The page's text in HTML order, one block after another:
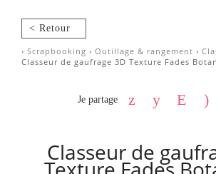
< Retour
› Scrapbooking › Outillage & rangement ›
Classeur de gaufrage 3D Texture Fades
Je partage
Classeur de